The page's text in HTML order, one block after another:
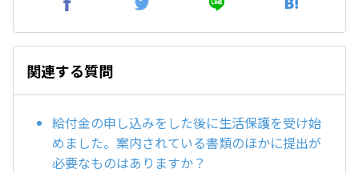
関連する質問
給付金の申し込みをした後に生活保護を受け始
めました。案内されている書類のほかに提出が
必要なものはありますか？